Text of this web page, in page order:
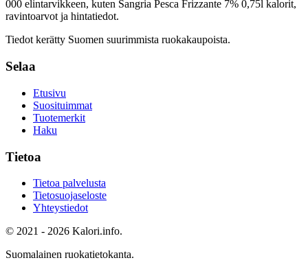
000 elintarvikkeen, kuten Sangria Pesca Frizzante 7% 0,75l kalorit,
ravintoarvot ja hintatiedot.
Tiedot kerätty Suomen suurimmista ruokakaupoista.
Selaa
Etusivu
Suosituimmat
Tuotemerkit
Haku
Tietoa
Tietoa palvelusta
Tietosuojaseloste
Yhteystiedot
© 2021 - 2026 Kalori.info.
Suomalainen ruokatietokanta.